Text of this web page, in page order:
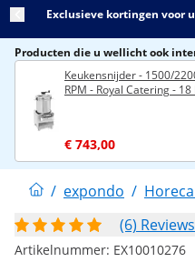
Exclusieve kortingen voor
Producten die u wellicht ook
Keukensnijder - 1500/
RPM - Royal Catering - 18 l
€ 743,00
/ expondo /
(6) Reviews
Artikelnummer: EX10010276